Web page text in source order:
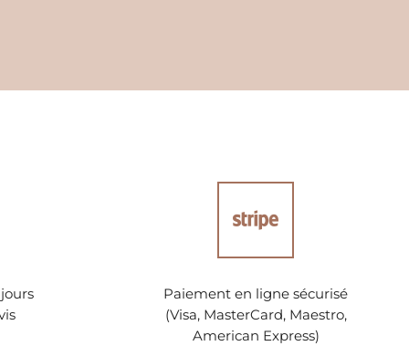
Paiement en ligne sécurisé
(Visa, MasterCard, Maestro,
American Express)